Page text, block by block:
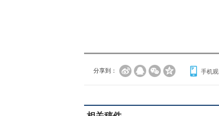
分享到： 手机